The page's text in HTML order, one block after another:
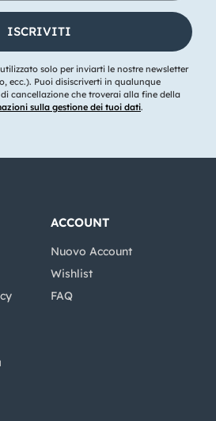
solo per inviarti le nostre newsletter
ecc.). Puoi disiscriverti in qualunque
cancellazione che troverai alla fine della
sulla gestione dei tuoi dati.
ACCOUNT
Nuovo Account
Wishlist
FAQ